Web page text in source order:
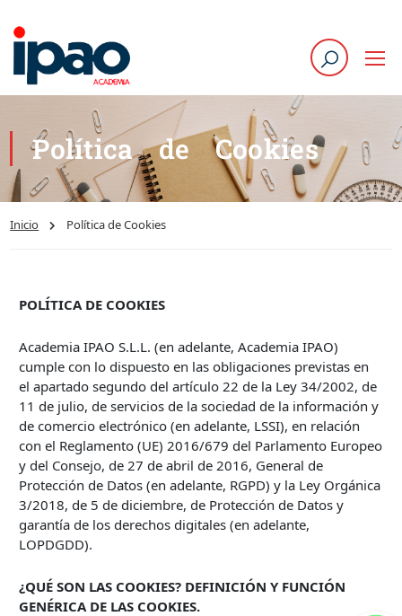
Política de Cookies
Inicio Política de Cookies
POLÍTICA DE COOKIES
Academia IPAO S.L.L. (en adelante, Academia IPAO)
cumple con lo dispuesto en las obligaciones previstas en
el apartado segundo del artículo 22 de la Ley 34/2002, de
11 de julio, de servicios de la sociedad de la información y
de comercio electrónico (en adelante, LSSI), en relación
con el Reglamento (UE) 2016/679 del Parlamento Europeo
y del Consejo, de 27 de abril de 2016, General de
Protección de Datos (en adelante, RGPD) y la Ley Orgánica
3/2018, de 5 de diciembre, de Protección de Datos y
garantía de los derechos digitales (en adelante,
LOPDGDD).
¿QUÉ SON LAS COOKIES? DEFINICIÓN Y FUNCIÓN
GENÉRICA DE LAS COOKIES.